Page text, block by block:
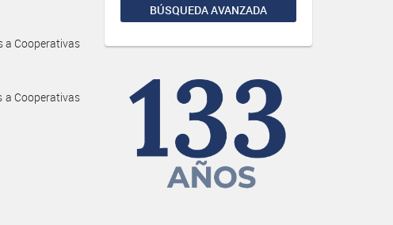
BÚSQUEDA AVANZADA
a Cooperativas
a Cooperativas